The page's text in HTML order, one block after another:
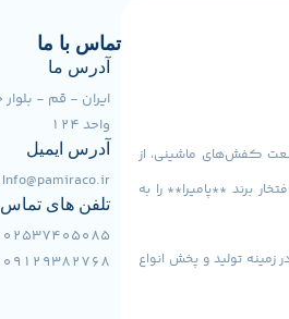
کفش‌های ماشینی، از
برند **پامیرا** را به
زمینه تولید و پخش انواع
تماس با ما
آدرس ما
واحد 124
آدرس ایمیل
Info@pamiraco.ir
تلفن های تماس
02537405085
09129382768